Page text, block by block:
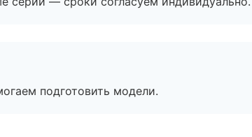
подготовить модели.